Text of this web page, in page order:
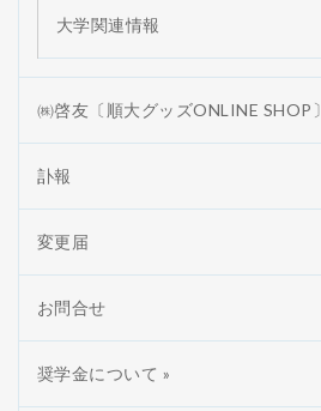
大学関連情報
㈱啓友〔順大グッズONLINE SHOP〕
訃報
変更届
お問合せ
奨学金について »